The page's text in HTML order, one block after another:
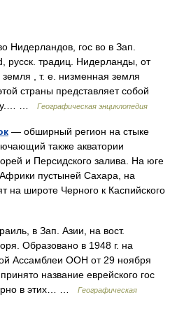
Нидерландов, гос во в Зап.
русск. традиц. Нидерланды, от
, т. е. низменная земля
страны представляет собой
…
Географическая энциклопедия
— обширный регион на стыке
также акватории
и Персидского залива. На юге
пустыней Сахара, на
на широте Черного к Каспийского
в Зап. Азии, на вост.
Образовано в 1948 г. на
Ассамблеи ООН от 29 ноября
название еврейского гос
в этих… …
Географическая